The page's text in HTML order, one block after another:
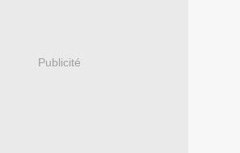
Publicité